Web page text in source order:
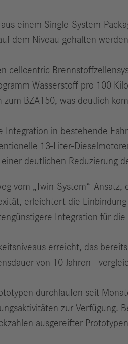
einem Single-System-
dem Niveau gehalten
cellcentric
Wasserstoff pro 100
BZA150, was deutlich
Integration in bestehende
13-Liter-
deutlichen Reduzierung
vom „Twin-System“-
erleichtert die
Integration für
erreicht, das
von 10 Jahren -
durchlaufen seit
zur Verfügung.
ausgereifter